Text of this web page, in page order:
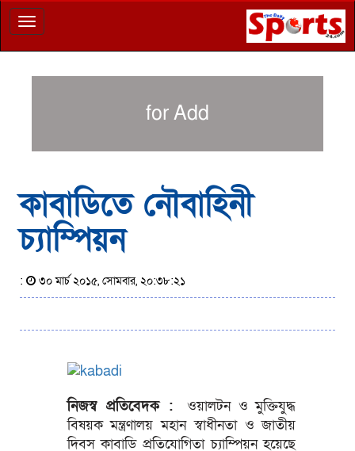
Toggle
navigation
for Add
কাবাডিতে নৌবাহিনী
চ্যাম্পিয়ন
: ৩০ মার্চ ২০১৫, সোমবার, ২০:৩৮:২১
নিজস্ব প্রতিবেদক :ওয়ালটন ও মুক্তিযুদ্ধ
বিষয়ক মন্ত্রণালয় মহান স্বাধীনতা ও জাতীয়
দিবস কাবাডি প্রতিযোগিতা চ্যাম্পিয়ন হয়েছে